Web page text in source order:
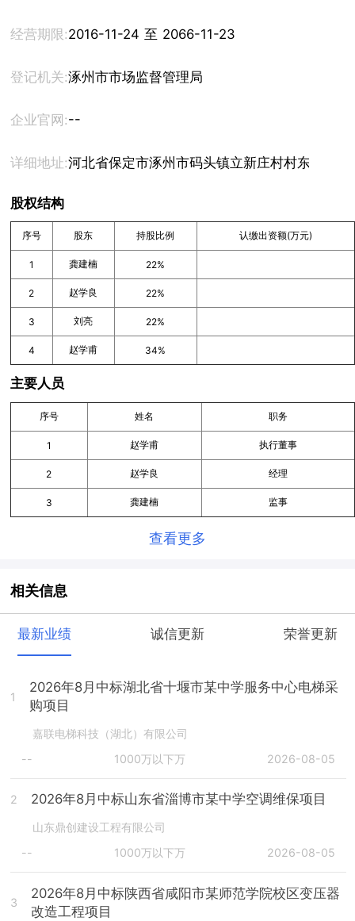
经营期限: 2016-11-24 至 2066-11-23
登记机关:涿州市市场监督管理局
企业官网:--
详细地址:河北省保定市涿州市码头镇立新庄村村东
股权结构
序号 股东 持股比例 认缴出资额(万元)
1 龚建楠 22%
2 赵学良 22%
3 刘亮 22%
4 赵学甫 34%
主要人员
序号 姓名 职务
1 赵学甫 执行董事
2 赵学良 经理
3 龚建楠 监事
查看更多
相关信息
最新业绩 诚信更新 荣誉更新
1
2026年8月中标湖北省十堰市某中学服务中心电梯采
购项目
嘉联电梯科技（湖北）有限公司
--
1000万以下万 2026-08-05
2 2026年8月中标山东省淄博市某中学空调维保项目
山东鼎创建设工程有限公司
--
1000万以下万 2026-08-05
3
2026年8月中标陕西省咸阳市某师范学院校区变压器
改造工程项目